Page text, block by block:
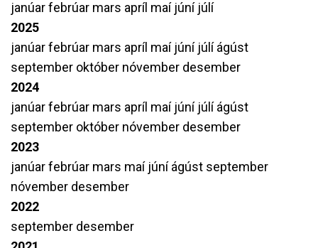
janúarfebrúar mars apríl maí júní júlí
2025
janúarfebrúar mars apríl maí júní júlíágúst
september október nóvember desember
2024
janúarfebrúar mars apríl maí júní júlíágúst
september október nóvember desember
2023
janúarfebrúar mars maí júníágúst september
nóvember desember
2022
september desember